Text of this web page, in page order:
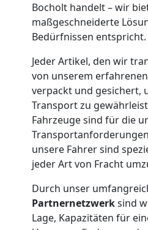
Bocholt handelt – wir
maßgeschneiderte
Bedürfnissen entspricht.
Jeder Artikel, den wir
von unserem
verpackt und gesichert,
Transport zu
Fahrzeuge sind für die
unsere Fahrer sind
jeder Art von Fracht
Durch unser
Partnernetzwerksind
Lage, Kapazitäten für
Feldkirch
Feldkirch
Beiladung
Feldkirch